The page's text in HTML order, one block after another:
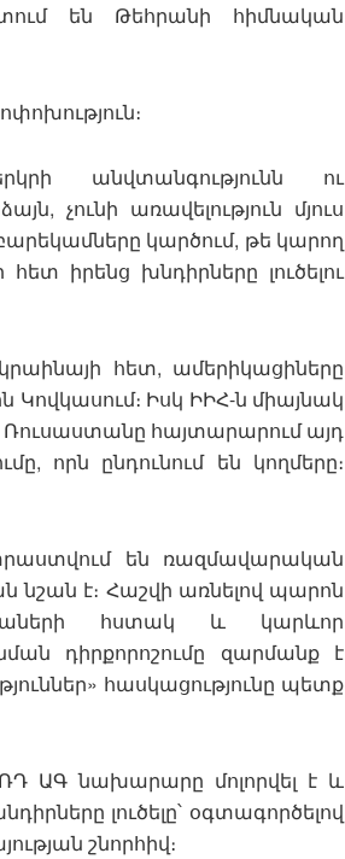
են Թեհրանի հիմնական
անվտանգությունն ու
չունի առավելություն մյուս
կարծում, թե կարող
իրենց խնդիրները լուծելու
հետ, ամերիկացիները
Իսկ ԻԻՀ-ն միայնակ
Ռուսաստանը հայտարարում այդ
որն ընդունում են կողմերը։
են ռազմավարական
նշան է։ Հաշվի առնելով պարոն
հստակ և կարևոր
դիրքորոշումը զարմանք է
հասկացությունը պետք
ԱԳ նախարարը մոլորվել է և
լուծելը՝ օգտագործելով
շնորհիվ։